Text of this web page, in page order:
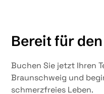
Bereit für
Buchen Sie jetzt Ihren
Braunschweig und
schmerzfreies Leben.